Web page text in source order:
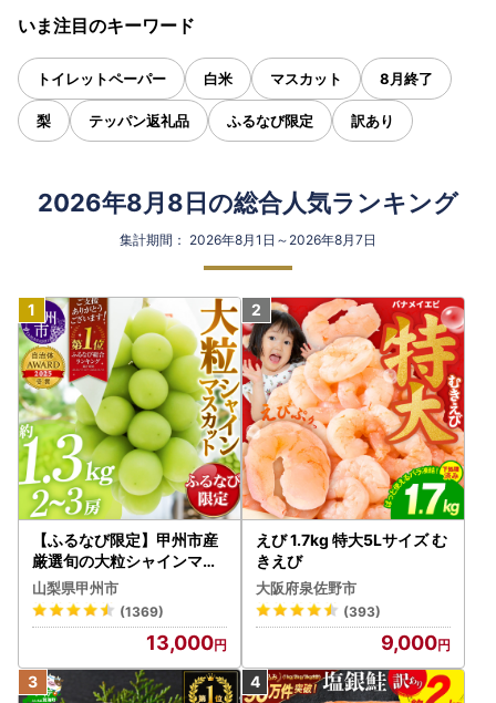
いま注目のキーワード
トイレットペーパー 白米 マスカット 8月終了
梨 テッパン返礼品 ふるなび限定 訳あり
2026年8月8日の総合人気ランキング
集計期間： 2026年8月1日～2026年8月7日
【ふるなび限定】甲州市産
厳選旬の大粒シャインマス
カット 約1.3kg 2～3房【2
026年発送】（MG）B12-
472 FN-Limited-VO シャ
インマスカット フルーツ
山梨県甲州市
(1369)
13,000
えび 1.7kg 特大5Lサイズ む
きえび
大阪府泉佐野市
(393)
9,000